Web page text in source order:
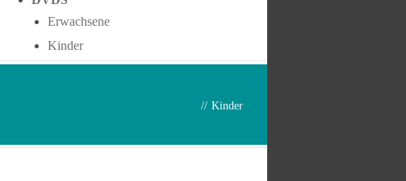
Erwachsene
Kinder
// Kinder